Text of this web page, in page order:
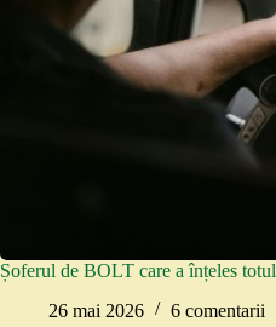
Șoferul de BOLT care a înțeles totul
26 mai 2026
6 comentarii